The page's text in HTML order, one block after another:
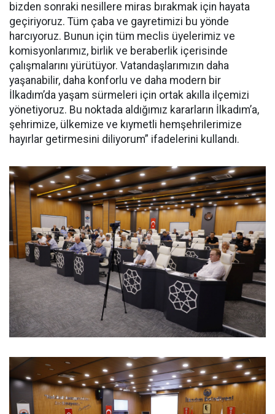
bizden sonraki nesillere miras bırakmak için hayata
geçiriyoruz. Tüm çaba ve gayretimizi bu yönde
harcıyoruz. Bunun için tüm meclis üyelerimiz ve
komisyonlarımız, birlik ve beraberlik içerisinde
çalışmalarını yürütüyor. Vatandaşlarımızın daha
yaşanabilir, daha konforlu ve daha modern bir
İlkadım’da yaşam sürmeleri için ortak akılla ilçemizi
yönetiyoruz. Bu noktada aldığımız kararların İlkadım’a,
şehrimize, ülkemize ve kıymetli hemşehrilerimize
hayırlar getirmesini diliyorum” ifadelerini kullandı.